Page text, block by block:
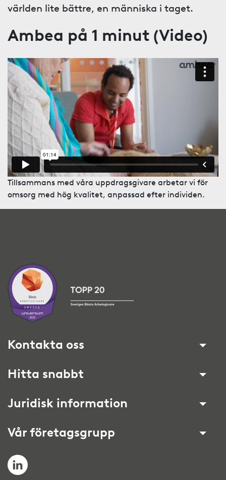
världen lite bättre, en människa i taget.
Ambea på 1 minut (Video)
Tillsammans med våra uppdragsgivare arbetar vi för
omsorg med hög kvalitet, anpassad efter individen.
Kontakta oss
Hitta snabbt
Juridisk information
Vår företagsgrupp
LinkedIn